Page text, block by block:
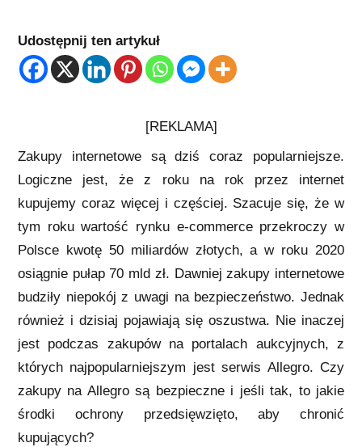
Udostępnij ten artykuł
[REKLAMA]
Zakupy internetowe są dziś coraz popularniejsze.
Logiczne jest, że z roku na rok przez internet
kupujemy coraz więcej i częściej. Szacuje się, że w
tym roku wartość rynku e-commerce przekroczy w
Polsce kwotę 50 miliardów złotych, a w roku 2020
osiągnie pułap 70 mld zł. Dawniej zakupy internetowe
budziły niepokój z uwagi na bezpieczeństwo. Jednak
również i dzisiaj pojawiają się oszustwa. Nie inaczej
jest podczas zakupów na portalach aukcyjnych, z
których najpopularniejszym jest serwis Allegro. Czy
zakupy na Allegro są bezpieczne i jeśli tak, to jakie
środki ochrony przedsięwzięto, aby chronić
kupujących?